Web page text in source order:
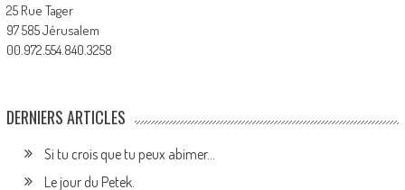
25 Rue Tager
97 585 Jérusalem
00.972.554.840.3258
DERNIERS ARTICLES
Si tu crois que tu peux abimer…
Le jour du Petek.